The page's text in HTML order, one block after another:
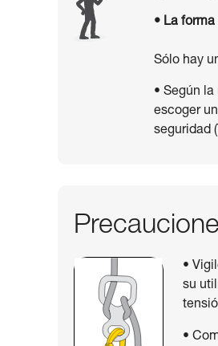
• La forma
Sólo hay
• Según
escoger
seguridad
•
su
•